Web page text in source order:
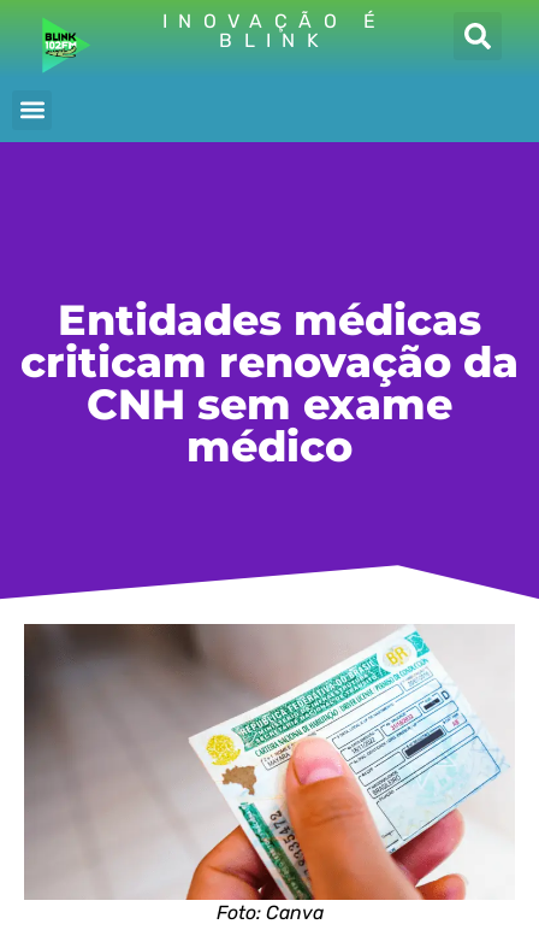
INOVAÇÃO É
BLINK
Entidades médicas
criticam renovação da
CNH sem exame
médico
Foto: Canva